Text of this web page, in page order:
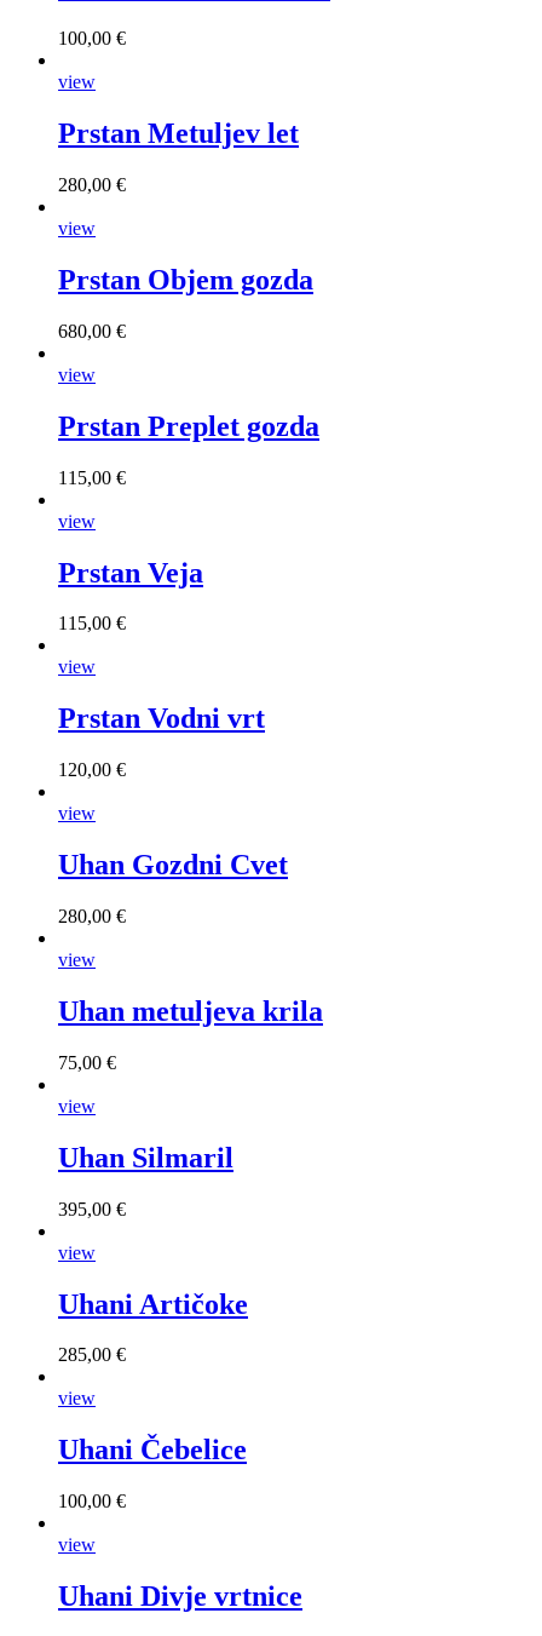
100,00 €
view
Prstan Metuljev let
280,00 €
view
Prstan Objem gozda
680,00 €
view
Prstan Preplet gozda
115,00 €
view
Prstan Veja
115,00 €
view
Prstan Vodni vrt
120,00 €
view
Uhan Gozdni Cvet
280,00 €
view
Uhan metuljeva krila
75,00 €
view
Uhan Silmaril
395,00 €
view
Uhani Artičoke
285,00 €
view
Uhani Čebelice
100,00 €
view
Uhani Divje vrtnice